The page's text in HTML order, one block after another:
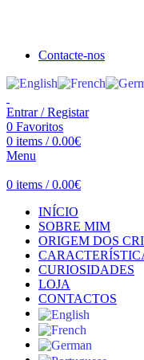
Contacte-nos
Entrar / Registar
0 Favoritos
0 items / 0.00€
Menu
0 items / 0.00€
INÍCIO
SOBRE MIM
ORIGEM DOS
CURIOSIDADES
LOJA
CONTACTOS